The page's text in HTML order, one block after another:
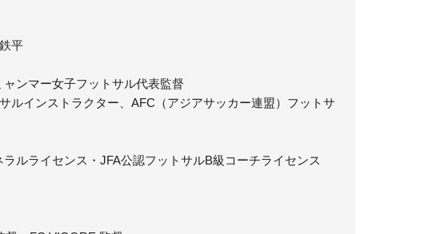
平
ンマー女子フットサル代表監督
ルインストラクター、AFC（アジアサッカー連盟）フットサ
ルライセンス・JFA公認フットサルB級コーチライセンス